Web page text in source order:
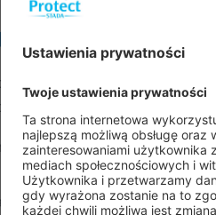
na mokry
zawierające rośliny takie
L.)- to remedium na
wykrztuśnie,
) - to tradycyjny środek